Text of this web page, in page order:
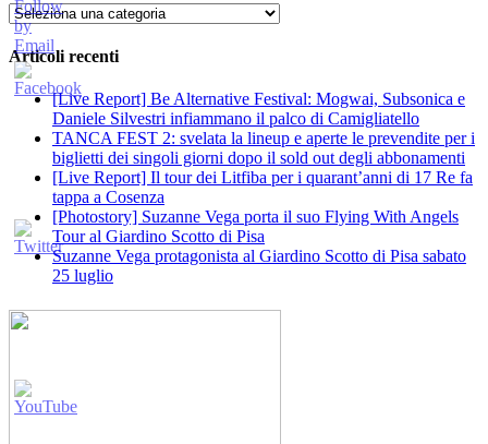
Categorie
Articoli recenti
[Live Report] Be Alternative Festival: Mogwai, Subsonica e
Daniele Silvestri infiammano il palco di Camigliatello
TANCA FEST 2: svelata la lineup e aperte le prevendite per i
biglietti dei singoli giorni dopo il sold out degli abbonamenti
[Live Report] Il tour dei Litfiba per i quarant’anni di 17 Re fa
tappa a Cosenza
[Photostory] Suzanne Vega porta il suo Flying With Angels
Tour al Giardino Scotto di Pisa
Suzanne Vega protagonista al Giardino Scotto di Pisa sabato
25 luglio